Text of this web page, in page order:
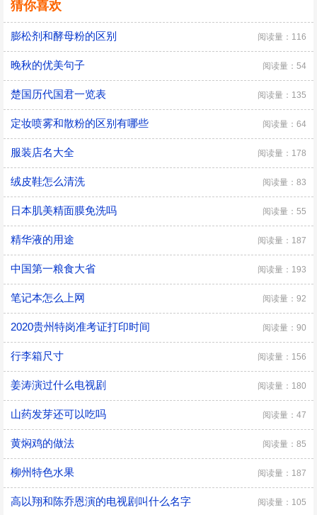
猜你喜欢
膨松剂和酵母粉的区别 阅读量：116
晚秋的优美句子 阅读量：54
楚国历代国君一览表 阅读量：135
定妆喷雾和散粉的区别有哪些 阅读量：64
服装店名大全 阅读量：178
绒皮鞋怎么清洗 阅读量：83
日本肌美精面膜免洗吗 阅读量：55
精华液的用途 阅读量：187
中国第一粮食大省 阅读量：193
笔记本怎么上网 阅读量：92
2020贵州特岗准考证打印时间 阅读量：90
行李箱尺寸 阅读量：156
姜涛演过什么电视剧 阅读量：180
山药发芽还可以吃吗 阅读量：47
黄焖鸡的做法 阅读量：85
柳州特色水果 阅读量：187
高以翔和陈乔恩演的电视剧叫什么名字 阅读量：105